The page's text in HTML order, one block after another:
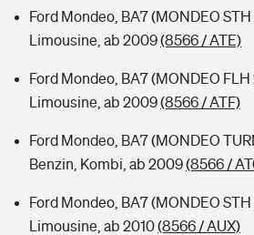
Ford Mondeo, BA7 (MONDEO STH
Limousine, ab 2009(8566 / ATE)
Ford Mondeo, BA7 (MONDEO FLH
Limousine, ab 2009(8566 / ATF)
Ford Mondeo, BA7 (MONDEO
Benzin, Kombi, ab 2009(8566 /
Ford Mondeo, BA7 (MONDEO STH
Limousine, ab 2010(8566 / AUX)